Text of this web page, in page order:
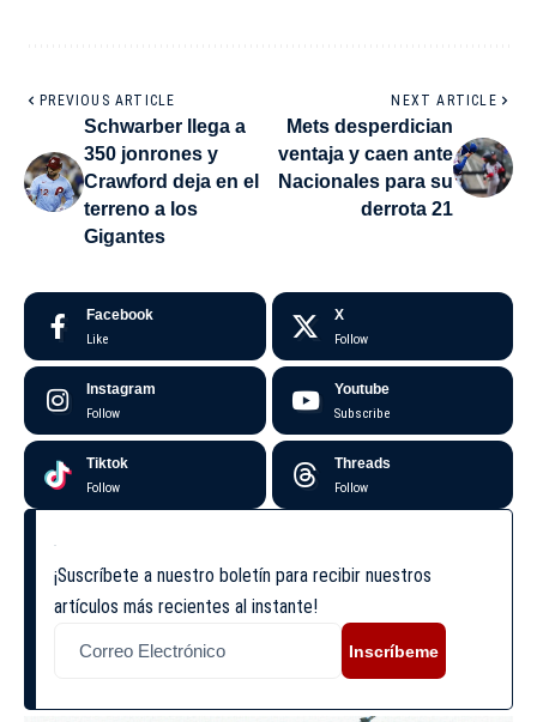
PREVIOUS ARTICLE
Schwarber llega a
350 jonrones y
Crawford deja en el
terreno a los
Gigantes
NEXT ARTICLE
Mets desperdician
ventaja y caen ante
Nacionales para su
derrota 21
Facebook
Like
X
Follow
Instagram
Follow
Youtube
Subscribe
Tiktok
Follow
Threads
Follow
¡Suscríbete a nuestro boletín para recibir nuestros
artículos más recientes al instante!
Inscríbeme